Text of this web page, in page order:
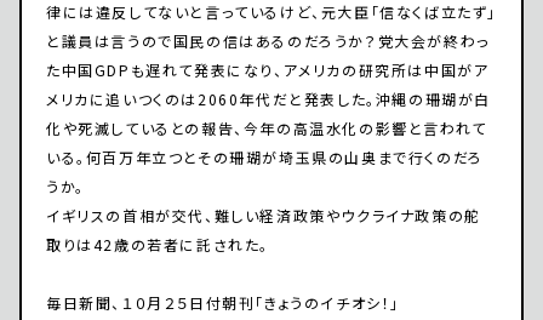
律には違反してないと言っているけど、元大臣「信なくば立たず」
と議員は言うので国民の信はあるのだろうか？党大会が終わっ
た中国GDPも遅れて発表になり、アメリカの研究所は中国がア
メリカに追いつくのは2060年代だと発表した。沖縄の珊瑚が白
化や死滅しているとの報告、今年の高温水化の影響と言われて
いる。何百万年立つとその珊瑚が埼玉県の山奥まで行くのだろ
うか。
イギリスの首相が交代、難しい経済政策やウクライナ政策の舵
取りは42歳の若者に託された。
毎日新聞、１０月２５日付朝刊「きょうのイチオシ！」